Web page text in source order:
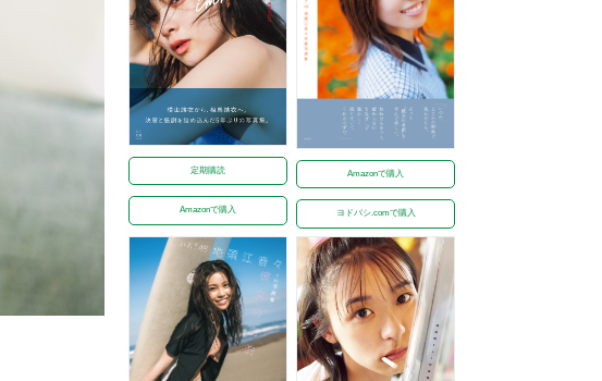
定期購読
Amazonで購入
Amazonで購入
ヨドバシ.comで購入